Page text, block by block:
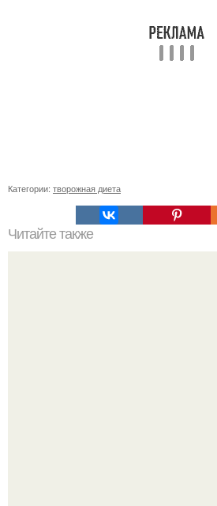
Категории: творожная диета
Читайте также